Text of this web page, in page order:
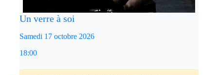
Un verre à soi
Samedi 17 octobre 2026
18:00